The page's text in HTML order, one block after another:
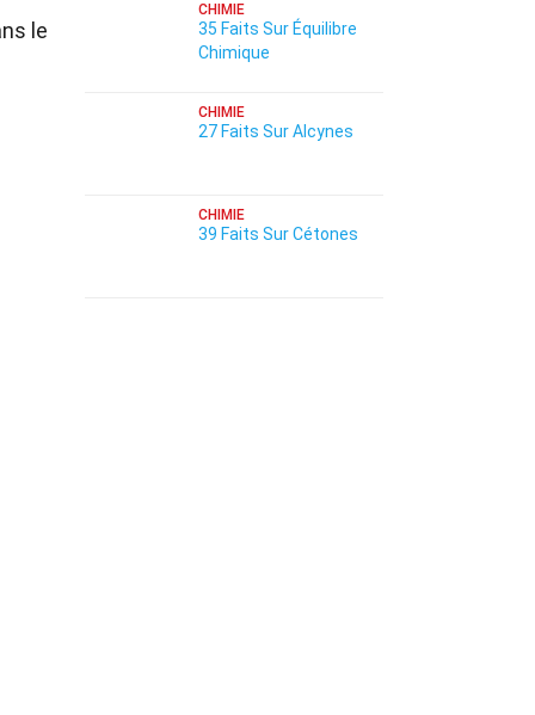
le
CHIMIE
35 Faits Sur Équilibre
Chimique
CHIMIE
27 Faits Sur Alcynes
CHIMIE
39 Faits Sur Cétones